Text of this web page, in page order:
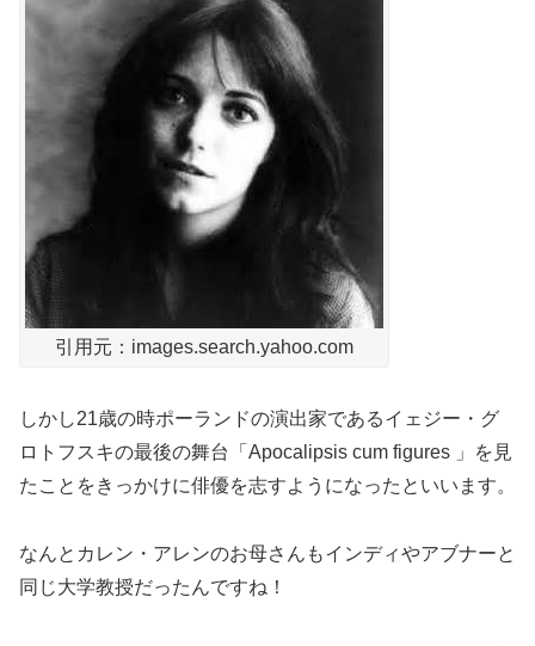
引用元：images.search.yahoo.com
しかし21歳の時ポーランドの演出家であるイェジー・グ
ロトフスキの最後の舞台「Apocalipsis cum figures 」を見
たことをきっかけに俳優を志すようになったといいます。
なんとカレン・アレンのお母さんもインディやアブナーと
同じ大学教授だったんですね！